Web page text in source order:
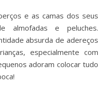
e as camas dos seus
almofadas e peluches.
absurda de adereços
especialmente com
adoram colocar tudo